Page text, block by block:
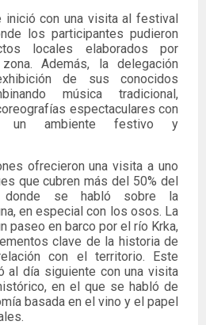
inició con una visita al festival
los participantes pudieron
locales elaborados por
Además, la delegación
de sus conocidos
música tradicional,
espectaculares con
un ambiente festivo y
ofrecieron una visita a uno
que cubren más del 50% del
donde se habló sobre la
en especial con los osos. La
paseo en barco por el río Krka,
clave de la historia de
con el territorio. Este
al día siguiente con una visita
en el que se habló de
basada en el vino y el papel